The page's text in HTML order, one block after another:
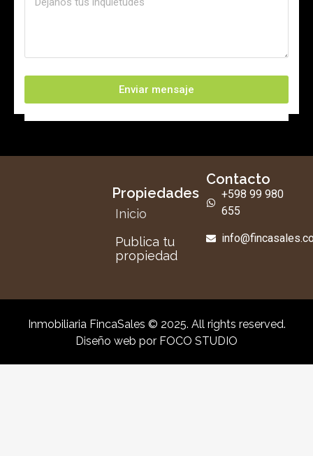
Enviar mensaje
Contacto
+598 99 980
655
Propiedades
Inicio
Publica tu
propiedad
Inmobiliaria FincaSales © 2025. All rights reserved.
Diseño web por FOCO STUDIO